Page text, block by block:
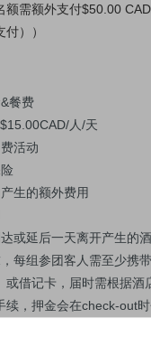
额需额外支付$50.00
）
）
餐费
人/天
活动
生的额外费用
或延后一天离开产生的
每组参团客人需至少携
或借记卡，届时需根据酒
，押金会在check-out时
注：布雷顿岛